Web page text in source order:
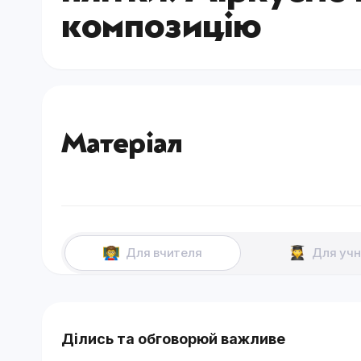
композицію
Матеріал
Для вчителя Для
Ділись та обговорюй важливе